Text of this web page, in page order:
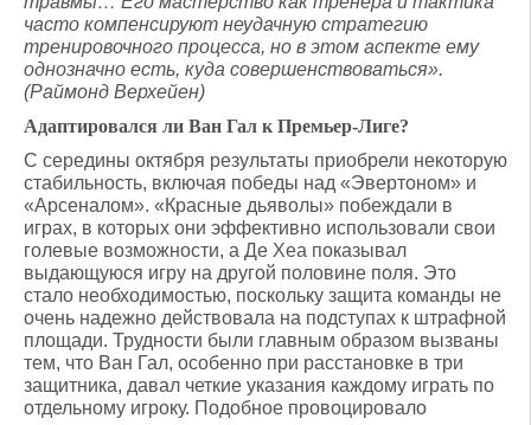
часто компенсируют неудачную стратегию
тренировочного процесса, но в этом аспекте ему
однозначно есть, куда совершенствоваться».
(Раймонд Верхейен)
Адаптировался ли Ван Гал к Премьер-Лиге?
С середины октября результаты приобрели некоторую
стабильность, включая победы над «Эвертоном» и
«Арсеналом». «Красные дьяволы» побеждали в
играх, в которых они эффективно использовали свои
голевые возможности, а Де Хеа показывал
выдающуюся игру на другой половине поля. Это
стало необходимостью, поскольку защита команды не
очень надежно действовала на подступах к штрафной
площади. Трудности были главным образом вызваны
тем, что Ван Гал, особенно при расстановке в три
защитника, давал четкие указания каждому играть по
отдельному игроку. Подобное провоцировало